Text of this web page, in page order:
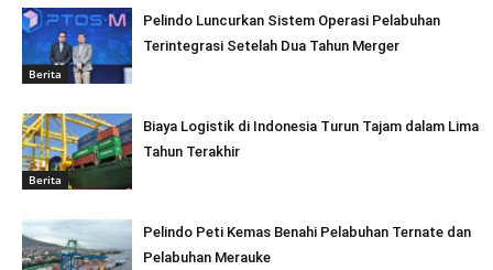
Berita
Pelindo Luncurkan Sistem Operasi Pelabuhan
Terintegrasi Setelah Dua Tahun Merger
Berita
Biaya Logistik di Indonesia Turun Tajam dalam Lima
Tahun Terakhir
Pelindo Peti Kemas Benahi Pelabuhan Ternate dan
Pelabuhan Merauke